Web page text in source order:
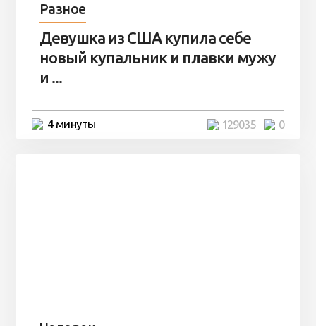
Разное
Девушка из США купила себе
новый купальник и плавки мужу
и ...
4 минуты 0
129035